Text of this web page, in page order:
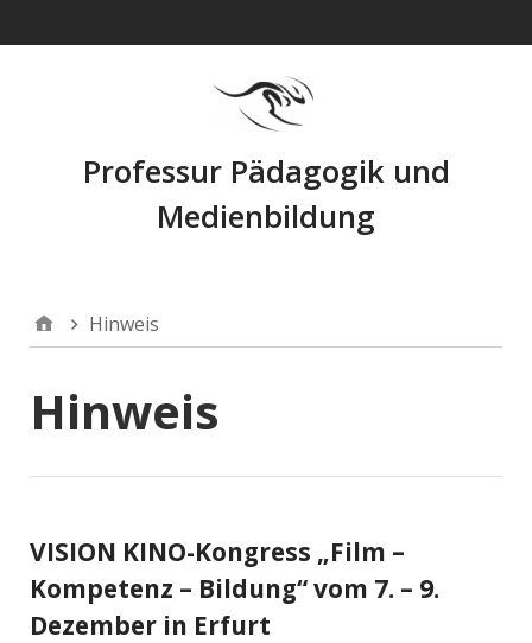
Professur Pädagogik und
Medienbildung
Hinweis
Hinweis
VISION KINO-Kongress „Film –
Kompetenz – Bildung“ vom 7. – 9.
Dezember in Erfurt